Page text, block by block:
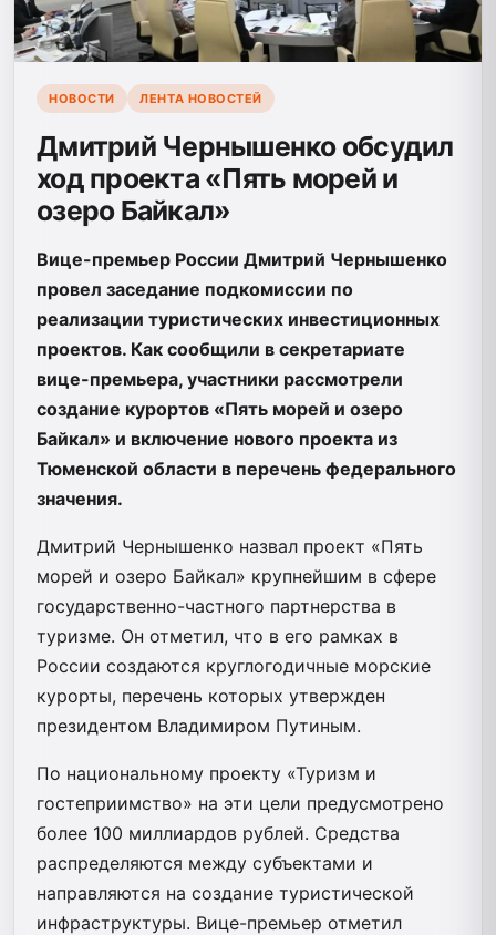
НОВОСТИ ЛЕНТА НОВОСТЕЙ
Дмитрий Чернышенко обсудил
ход проекта «Пять морей и
озеро Байкал»
Вице-премьер России Дмитрий Чернышенко
провел заседание подкомиссии по
реализации туристических инвестиционных
проектов. Как сообщили в секретариате
вице-премьера, участники рассмотрели
создание курортов «Пять морей и озеро
Байкал» и включение нового проекта из
Тюменской области в перечень федерального
значения.
Дмитрий Чернышенко назвал проект «Пять
морей и озеро Байкал» крупнейшим в сфере
государственно-частного партнерства в
туризме. Он отметил, что в его рамках в
России создаются круглогодичные морские
курорты, перечень которых утвержден
президентом Владимиром Путиным.
По национальному проекту «Туризм и
гостеприимство» на эти цели предусмотрено
более 100 миллиардов рублей. Средства
распределяются между субъектами и
направляются на создание туристической
инфраструктуры. Вице-премьер отметил